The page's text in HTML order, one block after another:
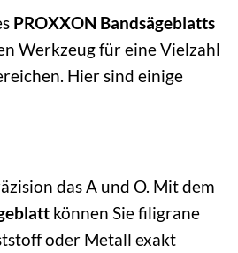
PROXXON Bandsägeblatts
Werkzeug für eine Vielzahl
Hier sind einige
das A und O. Mit dem
können Sie filigrane
oder Metall exakt